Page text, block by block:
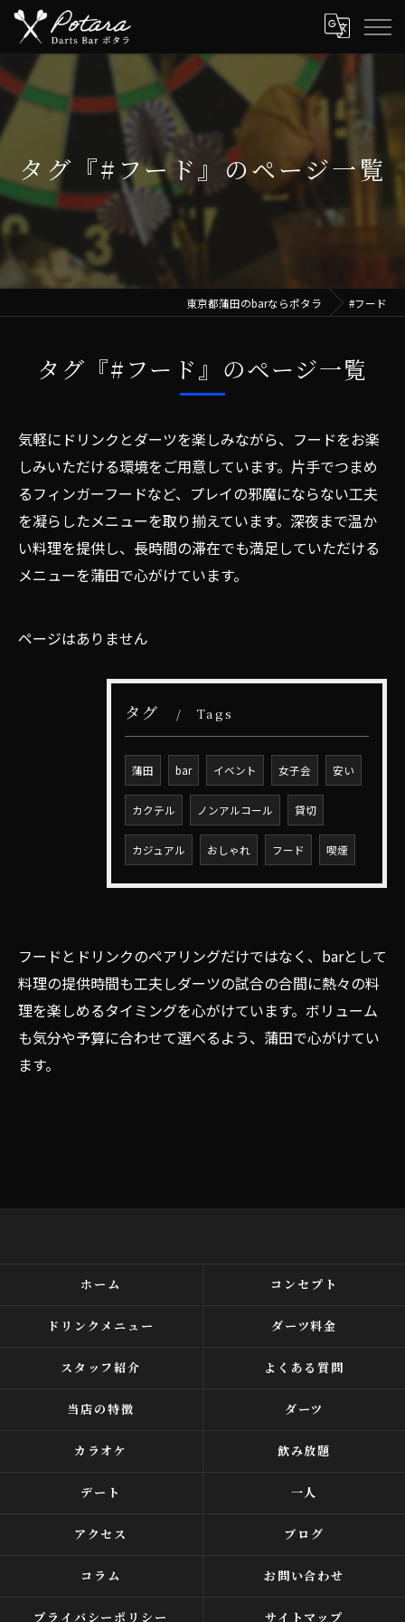
タグ『#フード』のページ一覧
東京都蒲田のbarならポタラ #フード
タグ『#フード』のページ一覧
気軽にドリンクとダーツを楽しみながら、フードをお楽
しみいただける環境をご用意しています。片手でつまめ
るフィンガーフードなど、プレイの邪魔にならない工夫
を凝らしたメニューを取り揃えています。深夜まで温か
い料理を提供し、長時間の滞在でも満足していただける
メニューを蒲田で心がけています。
ページはありません
タグ Tags
蒲田 bar イベント 女子会 安い
カクテル ノンアルコール 貸切
カジュアル おしゃれ フード 喫煙
フードとドリンクのペアリングだけではなく、barとして
料理の提供時間も工夫しダーツの試合の合間に熱々の料
理を楽しめるタイミングを心がけています。ボリューム
も気分や予算に合わせて選べるよう、蒲田で心がけてい
ます。
ホーム コンセプト
ドリンクメニュー ダーツ料金
スタッフ紹介 よくある質問
当店の特徴 ダーツ
カラオケ 飲み放題
デート 一人
アクセス ブログ
コラム お問い合わせ
プライバシーポリシー サイトマップ